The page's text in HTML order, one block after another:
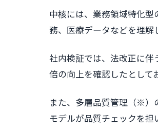
中核には、業務領域特化
務、医療データなどを理解
社内検証では、法改正に
倍の向上を確認したとして
また、多層品質管理（※）
モデルが品質チェックを担